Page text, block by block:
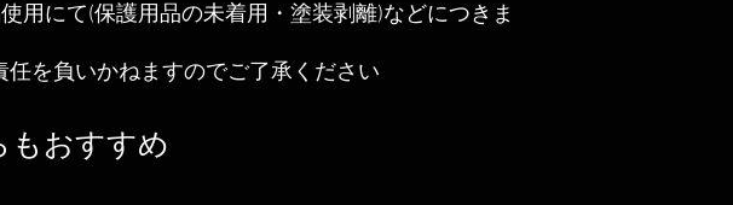
用にて(保護用品の未着用・塗装剥離)などにつきま
任を負いかねますのでご了承ください
もおすすめ